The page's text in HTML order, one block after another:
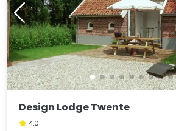
Design Lodge Twente
4,0